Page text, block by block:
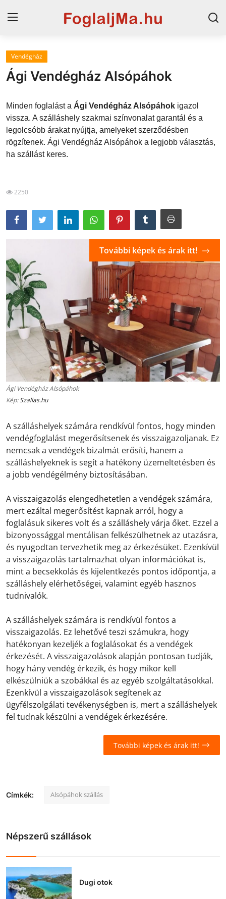
Horvát tengerpart
Magyarország
Szállások a Balatonon
Horvátország
Blog
Vendégház
Ági Vendégház Alsópáhok
Minden foglalást a Ági Vendégház Alsópáhok igazol
vissza. A szálláshely szakmai színvonalat garantál és a
legolcsóbb árakat nyújtja, amelyeket szerződésben
rögzítenek. Ági Vendégház Alsópáhok a legjobb választás,
ha szállást keres.
2250
Ági Vendégház Alsópáhok
Kép:Szallas.hu
További képek és árak itt!
A szálláshelyek számára rendkívül fontos, hogy minden
vendégfoglalást megerősítsenek és visszaigazoljanak. Ez
nemcsak a vendégek bizalmát erősíti, hanem a
szálláshelyeknek is segít a hatékony üzemeltetésben és
a jobb vendégélmény biztosításában.
A visszaigazolás elengedhetetlen a vendégek számára,
mert ezáltal megerősítést kapnak arról, hogy a
foglalásuk sikeres volt és a szálláshely várja őket. Ezzel a
bizonyossággal mentálisan felkészülhetnek az utazásra,
és nyugodtan tervezhetik meg az érkezésüket. Ezenkívül
a visszaigazolás tartalmazhat olyan információkat is,
mint a becsekkolás és kijelentkezés pontos időpontja, a
szálláshely elérhetőségei, valamint egyéb hasznos
tudnivalók.
A szálláshelyek számára is rendkívül fontos a
visszaigazolás. Ez lehetővé teszi számukra, hogy
hatékonyan kezeljék a foglalásokat és a vendégek
érkezését. A visszaigazolások alapján pontosan tudják,
hogy hány vendég érkezik, és hogy mikor kell
elkészülniük a szobákkal és az egyéb szolgáltatásokkal.
Ezenkívül a visszaigazolások segítenek az
ügyfélszolgálati tevékenységben is, mert a szálláshelyek
fel tudnak készülni a vendégek érkezésére.
További képek és árak itt!
Címkék: Alsópáhok szállás
Népszerű szállások
Dugi otok